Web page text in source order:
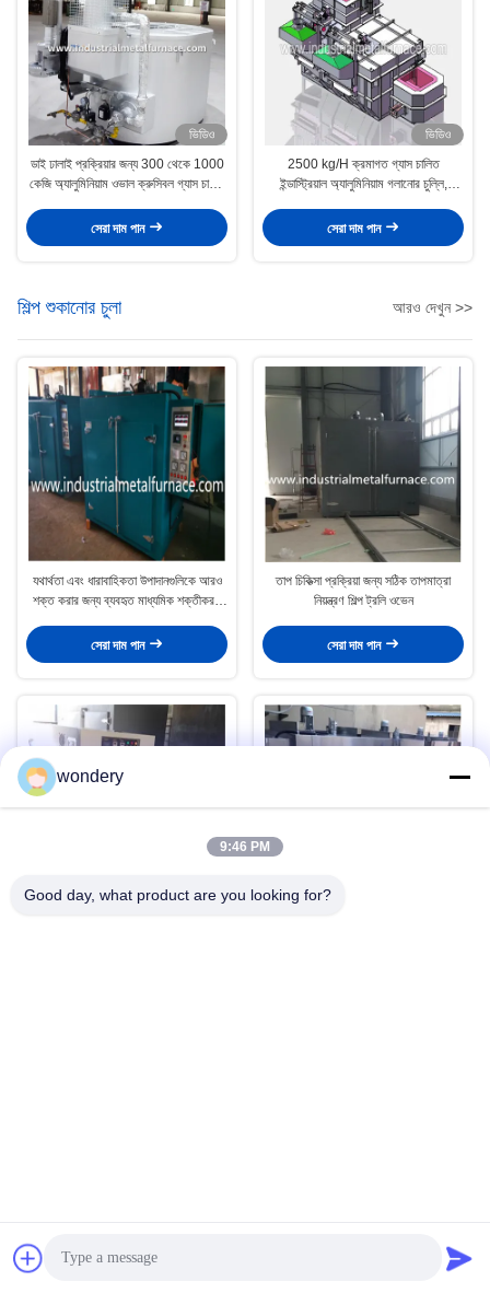
ভিডিও
ডাই ঢালাই প্রক্রিয়ার জন্য 300 থেকে 1000
কেজি অ্যালুমিনিয়াম ওভাল ক্রুসিবল গ্যাস চালিত
সেরা দাম পান
ভিডিও
2500 kg/H ক্রমাগত গ্যাস চালিত
ইন্ডাস্ট্রিয়াল অ্যালুমিনিয়াম গলানোর চুল্লি,
সেরা দাম পান
শিল্প শুকানোর চুলা আরও দেখুন >>
যথার্থতা এবং ধারাবাহিকতা উপাদানগুলিকে আরও
শক্ত করার জন্য ব্যবহৃত মাধ্যমিক শক্তীকরণ
সেরা দাম পান
তাপ চিকিত্সা প্রক্রিয়া জন্য সঠিক তাপমাত্রা
নিয়ন্ত্রণ শিল্প ট্রলি ওভেন
সেরা দাম পান
কাঁচামাল পণ্য পরীক্ষাগার শিল্প শুকানোর চুলা
wondery
9:46 PM
Good day, what product are you looking for?